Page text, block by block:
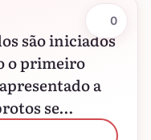
são iniciados
o primeiro
a
se
0